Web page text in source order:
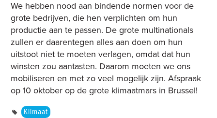
We hebben nood aan bindende normen voor de
grote bedrijven, die hen verplichten om hun
productie aan te passen. De grote multinationals
zullen er daarentegen alles aan doen om hun
uitstoot niet te moeten verlagen, omdat dat hun
winsten zou aantasten. Daarom moeten we ons
mobiliseren en met zo veel mogelijk zijn. Afspraak
op 10 oktober op de grote klimaatmars in Brussel!
Klimaat